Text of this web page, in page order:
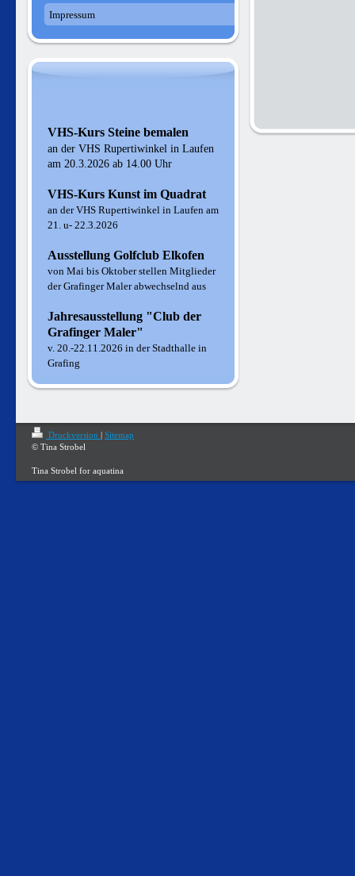
Impressum
VHS-Kurs Steine bemalen
an der VHS Rupertiwinkel in Laufen
am 20.3.2026 ab 14.00 Uhr
VHS-Kurs Kunst im Quadrat
an der VHS Rupertiwinkel in Laufen am
21. u- 22.3.2026
Ausstellung Golfclub Elkofen
von Mai bis Oktober stellen Mitglieder
der Grafinger Maler abwechselnd aus
Jahresausstellung "Club der
Grafinger Maler"
v. 20.-22.11.2026 in der Stadthalle in
Grafing
Druckversion | Sitemap
© Tina Strobel
Tina Strobel for aquatina